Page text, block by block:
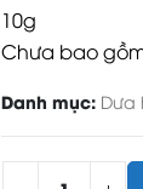
10g
Chưa bao
Danh mục: Dưa